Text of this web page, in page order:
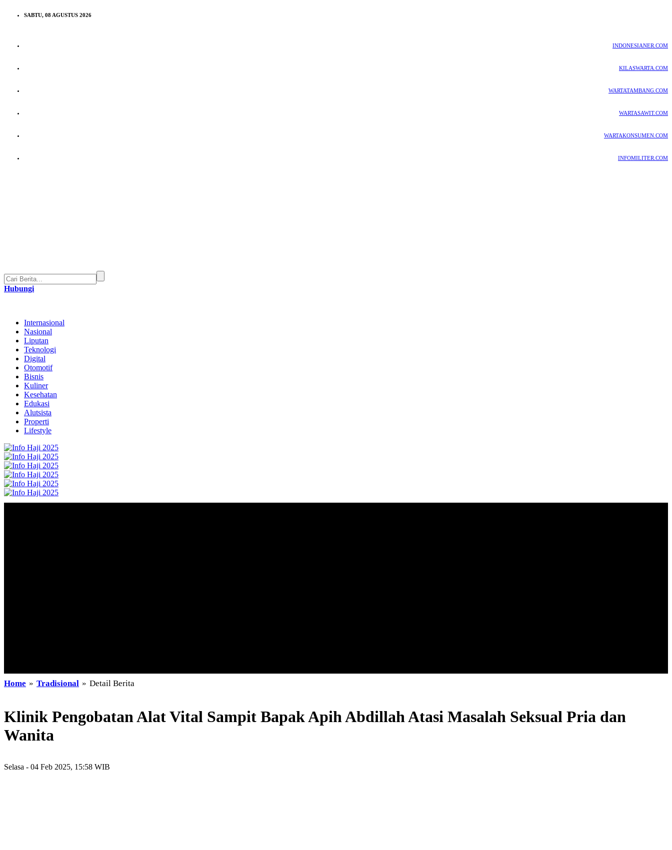
SABTU, 08 AGUSTUS 2026
INDONESIANER.COM
KILASWARTA.COM
WARTATAMBANG.COM
WARTASAWIT.COM
WARTAKONSUMEN.COM
INFOMILITER.COM
Hubungi
Internasional
Nasional
Liputan
Teknologi
Digital
Otomotif
Bisnis
Kuliner
Kesehatan
Edukasi
Alutsista
Properti
Lifestyle
Home » Tradisional » Detail Berita
Klinik Pengobatan Alat Vital Sampit Bapak Apih Abdillah Atasi Masalah Seksual Pria dan
Wanita
Selasa - 04 Feb 2025, 15:58 WIB